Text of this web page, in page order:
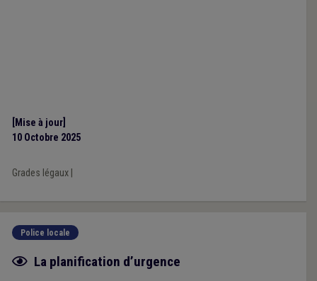
[Mise à jour]
10 Octobre 2025
Grades légaux|
Police locale
Fiche focus
La planification d’urgence